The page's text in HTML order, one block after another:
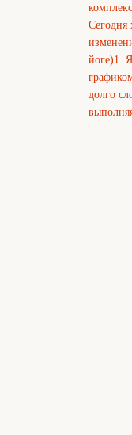
Сегодня
йоге)1.
долго